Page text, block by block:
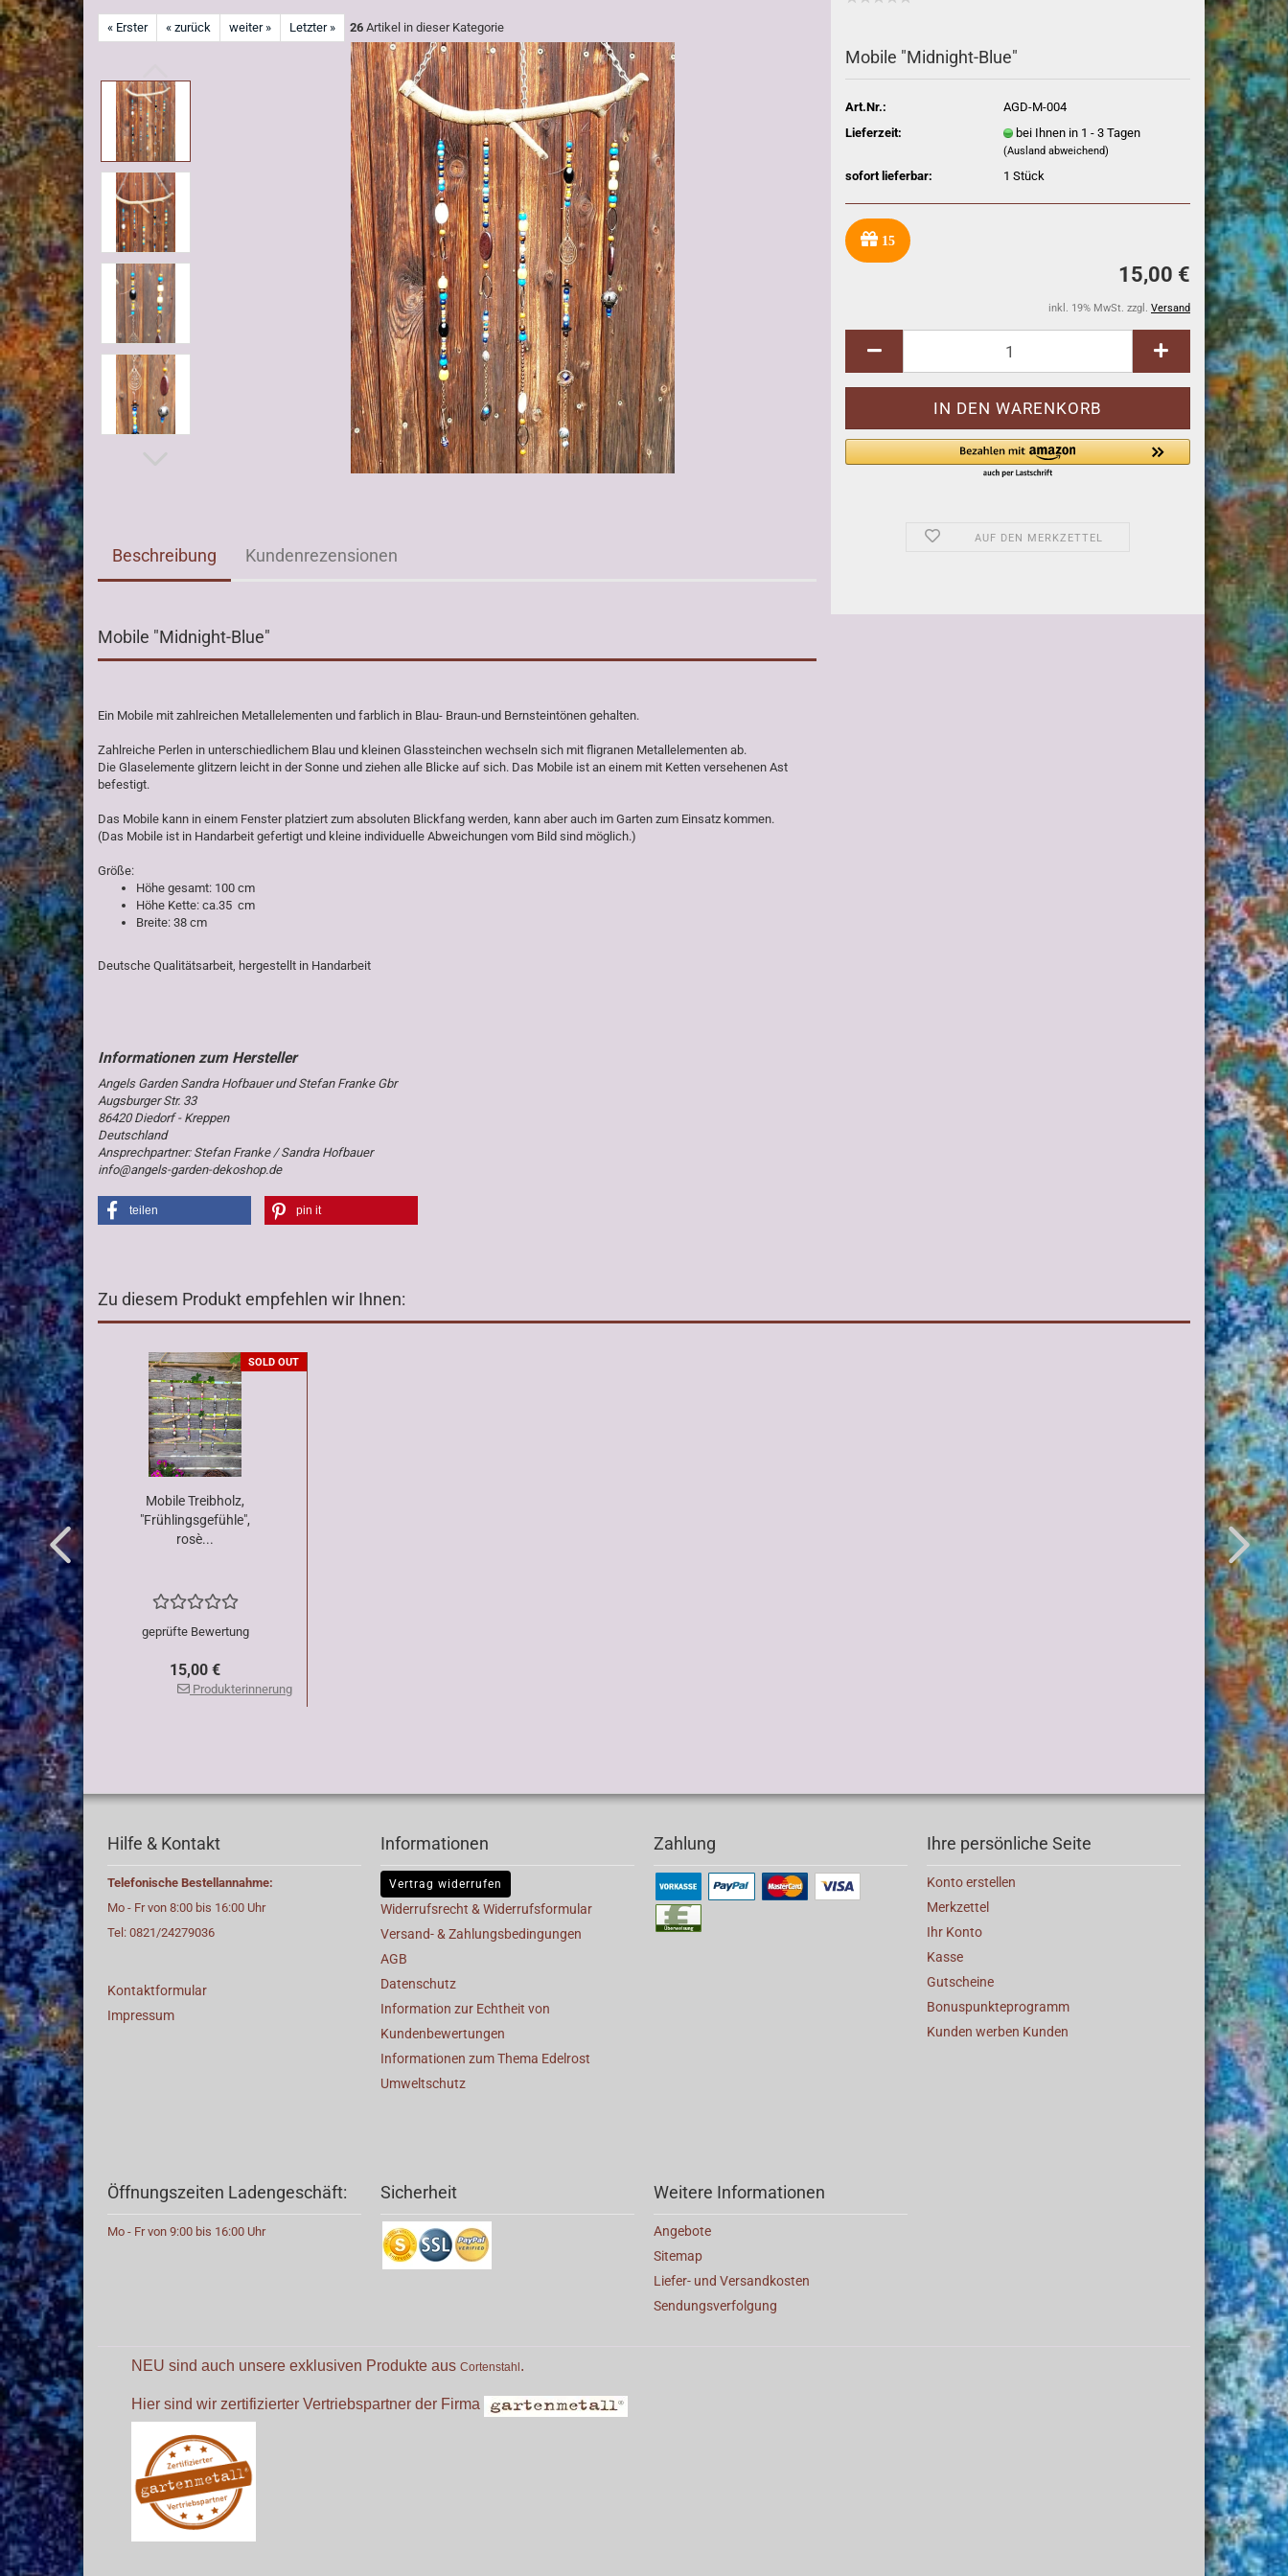
« Erster « zurück weiter » Letzter » 26 Artikel in dieser Kategorie
Mobile "Midnight-Blue"
Art.Nr.:
AGD-M-004
Lieferzeit:
bei Ihnen in 1 - 3 Tagen
(Ausland abweichend)
sofort lieferbar: 1 Stück
15
15,00 €
inkl. 19% MwSt. zzgl. Versand
AUF DEN MERKZETTEL
Beschreibung Kundenrezensionen
Mobile "Midnight-Blue"
Ein Mobile mit zahlreichen Metallelementen und farblich in Blau- Braun-und Bernsteintönen gehalten.
Zahlreiche Perlen in unterschiedlichem Blau und kleinen Glassteinchen wechseln sich mit fligranen Metallelementen ab.
Die Glaselemente glitzern leicht in der Sonne und ziehen alle Blicke auf sich. Das Mobile ist an einem mit Ketten versehenen Ast
befestigt.
Das Mobile kann in einem Fenster platziert zum absoluten Blickfang werden, kann aber auch im Garten zum Einsatz kommen.
(Das Mobile ist in Handarbeit gefertigt und kleine individuelle Abweichungen vom Bild sind möglich.)
Größe:
Höhe gesamt: 100 cm
Höhe Kette: ca.35 cm
Breite: 38 cm
Deutsche Qualitätsarbeit, hergestellt in Handarbeit
Angels Garden Sandra Hofbauer und Stefan Franke Gbr
Augsburger Str. 33
86420 Diedorf - Kreppen
Deutschland
Ansprechpartner: Stefan Franke / Sandra Hofbauer
info@angels-garden-dekoshop.de
teilen pin it
Zu diesem Produkt empfehlen wir Ihnen:
SOLD OUT
Mobile Treibholz,
"Frühlingsgefühle",
rosè...
geprüfte Bewertung
15,00 €
Produkterinnerung
Hilfe & Kontakt
Telefonische Bestellannahme:
Mo - Fr von 8:00 bis 16:00 Uhr
Tel: 0821/24279036
Kontaktformular
Impressum
Informationen
Vertrag widerrufen
Widerrufsrecht & Widerrufsformular
Versand- & Zahlungsbedingungen
AGB
Datenschutz
Information zur Echtheit von
Kundenbewertungen
Informationen zum Thema Edelrost
Umweltschutz
Zahlung Ihre persönliche Seite
Konto erstellen
Merkzettel
Ihr Konto
Kasse
Gutscheine
Bonuspunkteprogramm
Kunden werben Kunden
Öffnungszeiten Ladengeschäft:
Mo - Fr von 9:00 bis 16:00 Uhr
Sicherheit Weitere Informationen
Angebote
Sitemap
Liefer- und Versandkosten
Sendungsverfolgung
NEU sind auch unsere exklusiven Produkte aus Cortenstahl .
Hier sind wir zertifizierter Vertriebspartner der Firma